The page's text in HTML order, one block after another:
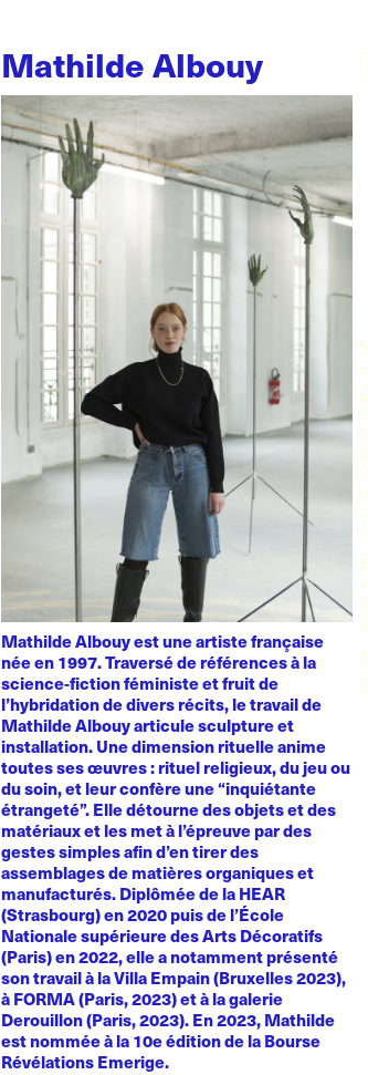
Mathilde Albouy
Mathilde Albouy est une artiste française
née en 1997. Traversé de références à la
science-fiction féministe et fruit de
l’hybridation de divers récits, le travail de
Mathilde Albouy articule sculpture et
installation. Une dimension rituelle anime
toutes ses œuvres : rituel religieux, du jeu ou
du soin, et leur confère une “inquiétante
étrangeté”. Elle détourne des objets et des
matériaux et les met à l’épreuve par des
gestes simples afin d’en tirer des
assemblages de matières organiques et
manufacturés. Diplômée de la HEAR
(Strasbourg) en 2020 puis de l’École
Nationale supérieure des Arts Décoratifs
(Paris) en 2022, elle a notamment présenté
son travail à la Villa Empain (Bruxelles 2023),
à FORMA (Paris, 2023) et à la galerie
Derouillon (Paris, 2023). En 2023, Mathilde
est nommée à la 10e édition de la Bourse
Révélations Emerige.